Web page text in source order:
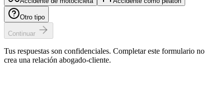
Otro tipo
Continuar
Tus respuestas son confidenciales. Completar este formulario no
crea una relación abogado-cliente.